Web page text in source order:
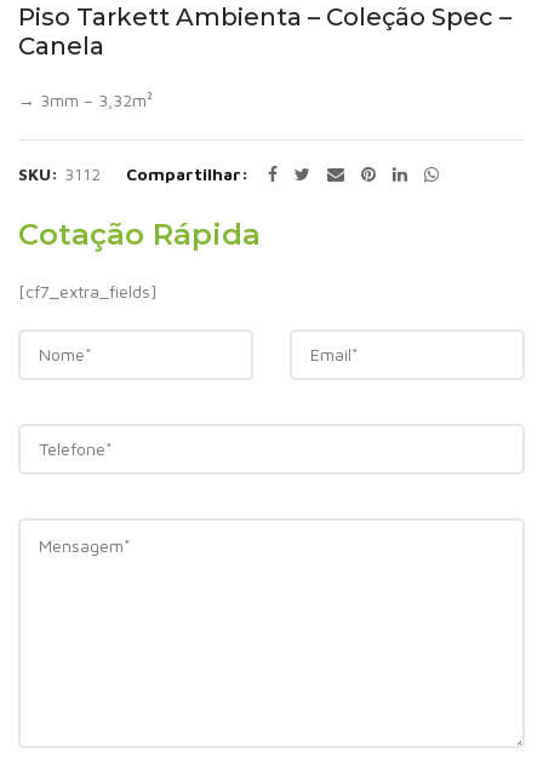
Piso Tarkett Ambienta – Coleção Spec –
Canela
→ 3mm – 3,32m²
SKU: 3112 Compartilhar
Cotação Rápida
[cf7_extra_fields]